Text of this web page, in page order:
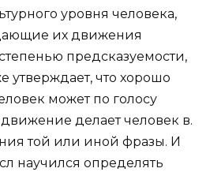
уровня человека,
их движения
предсказуемости,
утверждает, что хорошо
может по голосу
делает человек в.
той или иной фразы. И
научился определять